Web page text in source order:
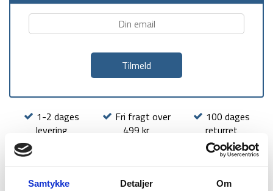
Samtykke Detaljer Om
1-2 dages
levering
Fri fragt over
499 kr
100 dages
returret